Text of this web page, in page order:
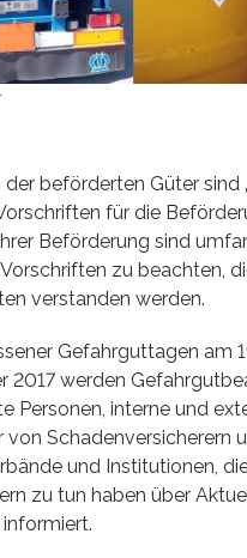
der beförderten Güter sind
für die
Beförderung sind
zu beachten,
verstanden werden.
Gefahrguttagen am
2017 werden
Personen, interne und
von Schadenversicherern
und Institutionen,
zu tun haben über